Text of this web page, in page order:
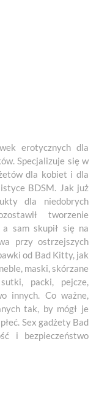
erotycznych dla
Specjalizuje się w
dla kobiet i dla
BDSM. Jak już
dla niedobrych
tworzenie
a sam skupił się na
przy ostrzejszych
od Bad Kitty, jak
maski, skórzane
packi, pejcze,
innych. Co ważne,
tak, by mógł je
Sex gadżety Bad
i bezpieczeństwo